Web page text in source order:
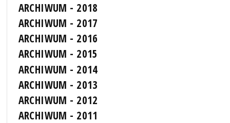
ARCHIWUM - 2018
ARCHIWUM - 2017
ARCHIWUM - 2016
ARCHIWUM - 2015
ARCHIWUM - 2014
ARCHIWUM - 2013
ARCHIWUM - 2012
ARCHIWUM - 2011